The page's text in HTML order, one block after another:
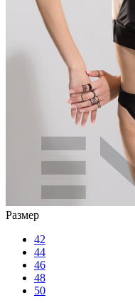
Размер
42
44
46
48
50